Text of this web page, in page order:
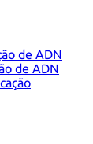
de ADN
de ADN